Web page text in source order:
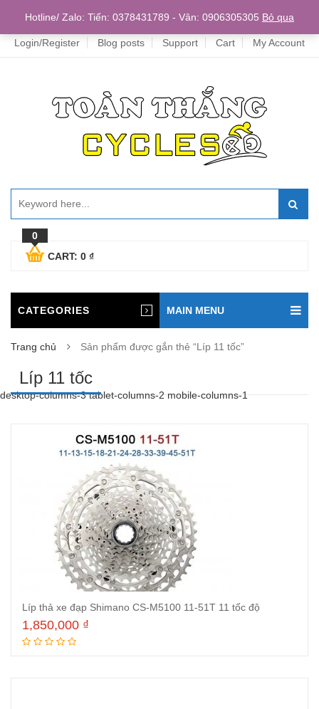
Home
Login/Register Blog posts Support Cart My Account
0
CART: 0 ₫
CATEGORIES MAIN MENU
Trang chủ Sản phẩm được gắn thẻ “Líp 11 tốc”
Líp 11 tốc
desktop-columns-3 tablet-columns-2 mobile-columns-1
Líp thả xe đạp Shimano CS-M5100 11-51T 11 tốc độ
1,850,000 ₫
Hotline/ Zalo: Tiến: 0378431789 - Vân: 0906305305 Bỏ qua